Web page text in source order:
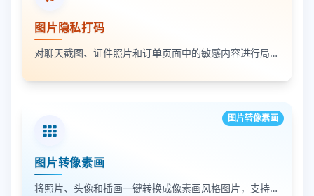
图片隐私打码
对聊天截图、证件照片和订单页面中的敏感内容进行局部打码，支持多次框选和重复处理
图片转像素画
图片转像素画
将照片、头像和插画一键转换成像素画风格图片，支持调节像素颗粒度、输出倍率和导出格式